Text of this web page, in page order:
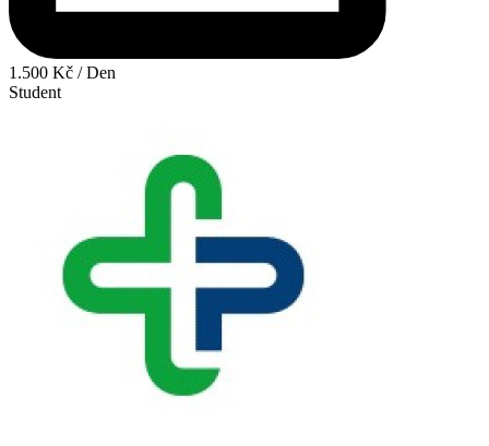
1.500 Kč / Den
Student